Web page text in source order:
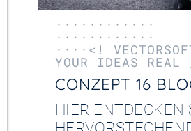
············
············
····<!
YOUR IDEAS REAL
CONZEPT 16
HIER ENTDECKEN